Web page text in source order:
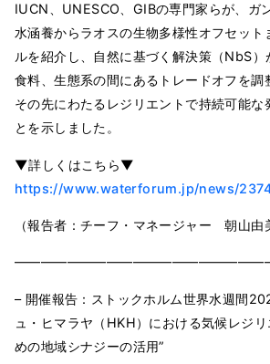
IUCN、UNESCO、GIBの専門家らが、ガ
水涵養からラオスの生物多様性オフセット
ルを紹介し、自然に基づく解決策（NbS）
食料、生態系の間にあるトレードオフを調
その先にわたるレジリエントで持続可能な
とを示しました。
▼詳しくはこちら▼
https://www.waterforum.jp/news/
（報告者：チーフ・マネージャー 朝山由
– 開催報告：ストックホルム世界水週間
ュ・ヒマラヤ（HKH）における気候レジ
めの地域シナジーの活用”